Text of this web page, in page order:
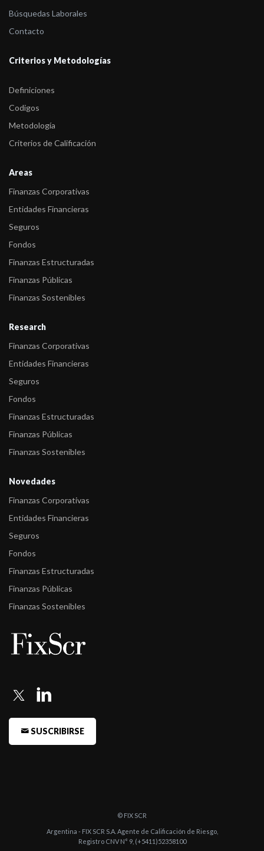
Búsquedas Laborales
Contacto
Criterios y Metodologías
Definiciones
Codigos
Metodología
Criterios de Calificación
Areas
Finanzas Corporativas
Entidades Financieras
Seguros
Fondos
Finanzas Estructuradas
Finanzas Públicas
Finanzas Sostenibles
Research
Finanzas Corporativas
Entidades Financieras
Seguros
Fondos
Finanzas Estructuradas
Finanzas Públicas
Finanzas Sostenibles
Novedades
Finanzas Corporativas
Entidades Financieras
Seguros
Fondos
Finanzas Estructuradas
Finanzas Públicas
Finanzas Sostenibles
SUSCRIBIRSE
© FIX SCR
Argentina - FIX SCR S.A. Agente de Calificación de Riesgo,
Registro CNV N° 9, (+5411)52358100